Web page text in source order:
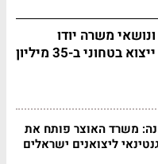
משרה יודו
בעבירות ייצוא בטחוני ב-35 מיליון
20 שנה: משרד האוצר פותח את
ליצואנים ישראלים